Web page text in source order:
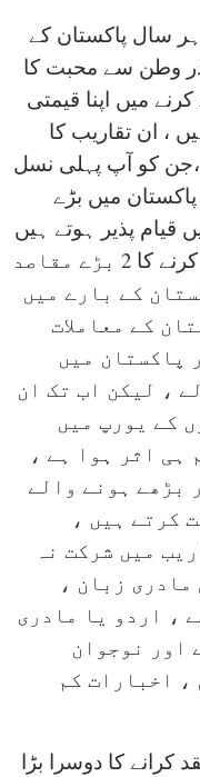
سال پاکستان کے
وطن سے محبت کا
میں اپنا قیمتی
، ان تقاریب کا
،جن کو آپ پہلی نسل
میں بڑے
قیام پذیر ہوتے ہیں
،ان لوگوں کا ایسی تقاریب منعقد کرنے کا 2 بڑے مقاصد
کے بارے میں
کے معاملات
پاکستان میں
، لیکن اب تک ان
کے یورپ میں
ہی اثر ہوا ہے ،
بڑھے ہونے والے
کرتے ہیں ،
میں شرکت نہ
زبان ،
، اردو یا مادری
اور نوجوان
، اخبارات کم
کرانے کا دوسرا بڑا